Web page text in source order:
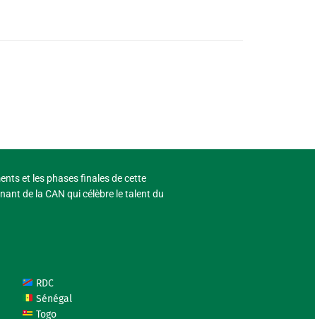
et les phases finales de cette
de la CAN qui célèbre le talent du
RDC
Sénégal
Togo